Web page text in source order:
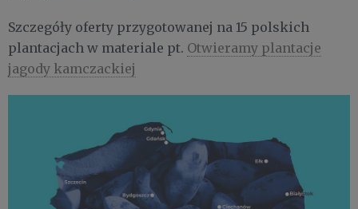
Szczegóły oferty przygotowanej na 15 polskich
plantacjach w materiale pt. Otwieramy plantacje
jagody kamczackiej